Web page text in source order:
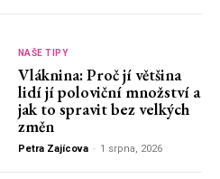
NAŠE TIPY
Vláknina: Proč jí většina
lidí jí poloviční množství a
jak to spravit bez velkých
změn
Petra Zajícova - 1 srpna, 2026